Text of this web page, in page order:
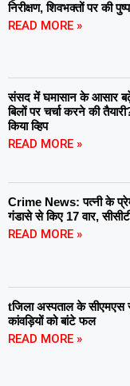
निरीक्षण, शिवभक्तों पर की
READ MORE »
संसद में घमासान के आसार
बिलों पर चर्चा करने की
किया व्हिप
READ MORE »
Crime News: पत्नी के
गंडासे से किए 17 वार,
READ MORE »
tजिला अस्पताल के
कांवड़ियों को बांटे फल
READ MORE »